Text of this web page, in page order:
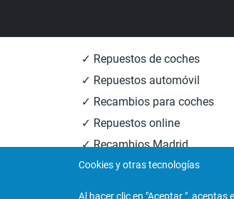
✓ Repuestos de coches
✓ Repuestos automóvil
✓ Recambios para coches
✓ Repuestos online
✓ Recambios Madrid
✓ Recambios Valencia
Cookies y otras tecnologías
Al hacer clic en "Aceptar ", aceptas